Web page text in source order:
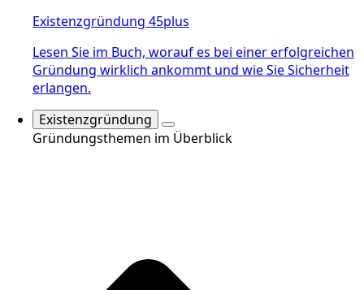
Existenzgründung 45plus
Lesen Sie im Buch, worauf es bei einer erfolgreichen
Gründung wirklich ankommt und wie Sie Sicherheit
erlangen.
Existenzgründung
Gründungsthemen im Überblick